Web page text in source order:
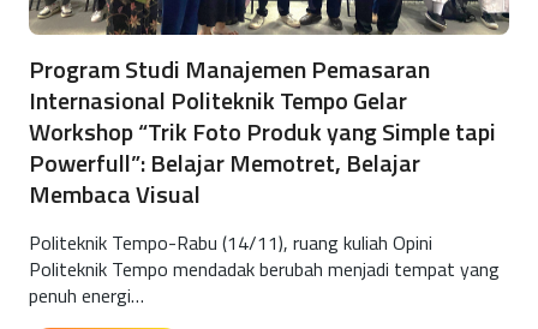
Program Studi Manajemen Pemasaran
Internasional Politeknik Tempo Gelar
Workshop “Trik Foto Produk yang Simple tapi
Powerfull”: Belajar Memotret, Belajar
Membaca Visual
Politeknik Tempo-Rabu (14/11), ruang kuliah Opini
Politeknik Tempo mendadak berubah menjadi tempat yang
penuh energi…